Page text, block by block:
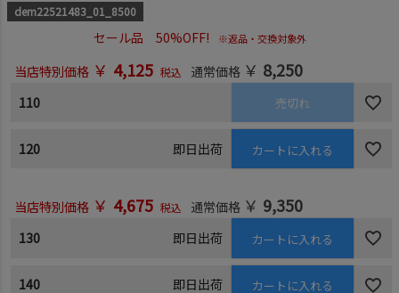
dem22521483_01_8500
セール品 50%OFF! ※返品・交換対象外
当店特別価格 ￥ 4,125 税込 通常価格 ￥ 8,250
110 売切れ
120 即日出荷 カートに入れる
当店特別価格 ￥ 4,675 税込 通常価格 ￥ 9,350
130 即日出荷 カートに入れる
140 即日出荷 カートに入れる